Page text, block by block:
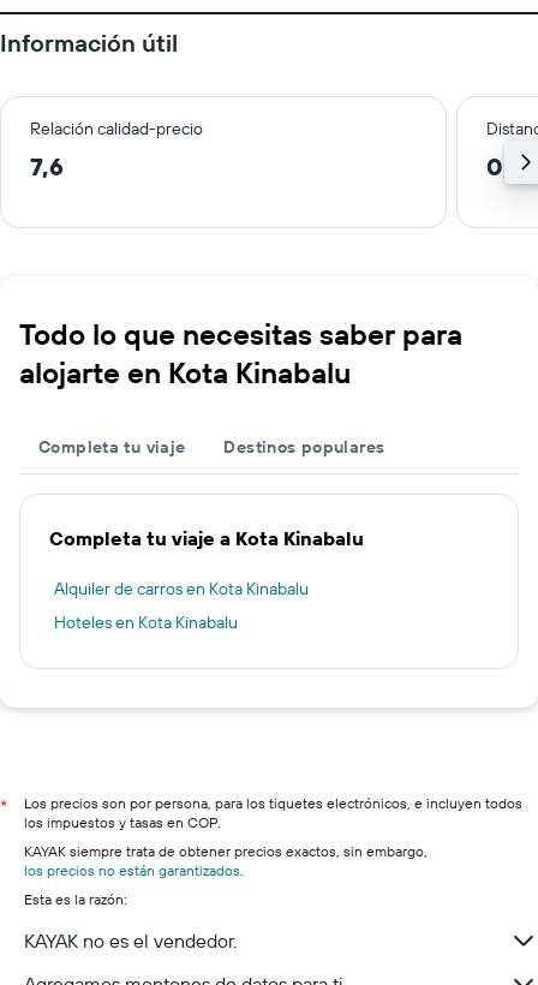
Información útil
Relación calidad-precio
7,6 0,9
Todo lo que necesitas saber para
alojarte en Kota Kinabalu
Completa tu viaje Destinos populares
Completa tu viaje a Kota Kinabalu
Alquiler de carros en Kota Kinabalu
Hoteles en Kota Kinabalu
*
Los precios son por persona, para los tiquetes electrónicos, e incluyen todos
los impuestos y tasas en COP.
KAYAK siempre trata de obtener precios exactos, sin embargo,
los precios no están garantizados.
Esta es la razón:
KAYAK no es el vendedor.